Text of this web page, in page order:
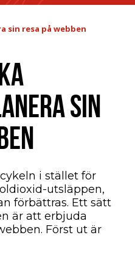
sin resa på webben
SIN
i stället för
utsläppen,
förbättras. Ett sätt
är att erbjuda
Först ut är